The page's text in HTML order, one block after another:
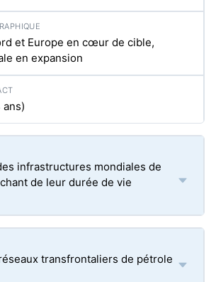
et Europe en cœur de cible,
en expansion
infrastructures mondiales de
de leur durée de vie
transfrontaliers de pétrole